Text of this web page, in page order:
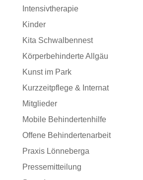
Intensivtherapie
Kinder
Kita Schwalbennest
Körperbehinderte Allgäu
Kunst im Park
Kurzzeitpflege & Internat
Mitglieder
Mobile Behindertenhilfe
Offene Behindertenarbeit
Praxis Lönneberga
Pressemitteilung